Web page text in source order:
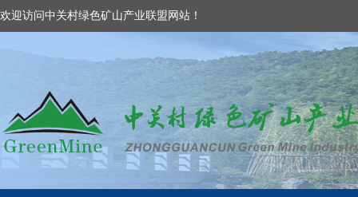
欢迎访问中关村绿色矿山产业联盟网站！